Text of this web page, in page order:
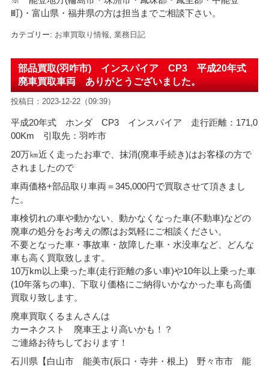
町)・富山県・福井県の方は担当までご相談下さい。
カテゴリー: お車買取り情報, 業務日記
部品買取(羽咋市) インスパイア CP3 平成20年式
廃車買取車両 ありがとうございました。
投稿日：2023-12-22（09:39）
平成20年式 ホンダ CP3 インスパイア 走行距離：171,0
00Km 引取先：羽咋市
20万㎞近く走ったお車で、抹消(廃車手続き)はお客様の方で
されましたので
車両価格+部品取り車両＝345,000円で買取させて頂きまし
た。
車検切れの車や動かない、動かなくなった車(不動車)などの
廃車の処分をお考えの際はお気軽にご相談ください。
不要となった車・事故車・故障した車・水没車など、どんな
車も高く買取致します。
10万km以上乗った車(走行距離の多い車)や10年以上乗った車
(10年落ちの車)、下取り価格にご納得いかなかった車も高価
買取り致します。
廃車買取くるまんさんは
カーネクスト 廃車王より高いかも！？
ご連絡お待ちしております！
石川県【白山市 能美市(辰口・寺井・根上) 野々市市 能